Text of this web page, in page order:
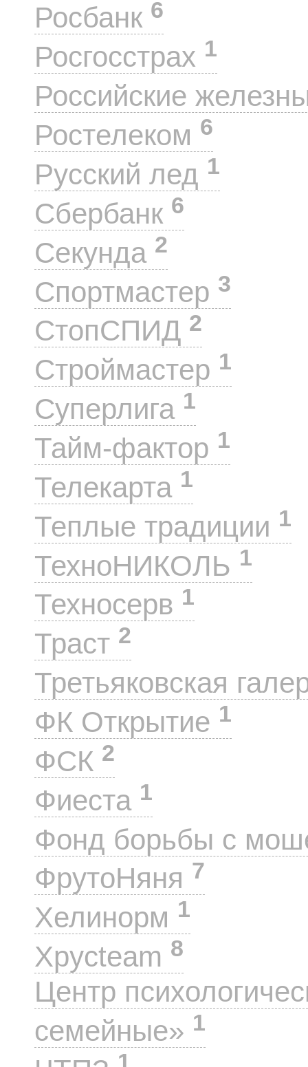
Росбанк 6
Росгосстрах 1
Российские
Ростелеком 6
Русский лед 1
Сбербанк 6
Секунда 2
Спортмастер 3
СтопСПИД 2
Строймастер 1
Суперлига 1
Тайм-фактор 1
Телекарта 1
Теплые традиции 1
ТехноНИКОЛЬ 1
Техносерв 1
Траст 2
Третьяковская
ФК Открытие 1
ФСК 2
Фиеста 1
Фонд борьбы с
ФрутоНяня 7
Хелинорм 1
Хрусteam 8
Центр
семейные» 1
1